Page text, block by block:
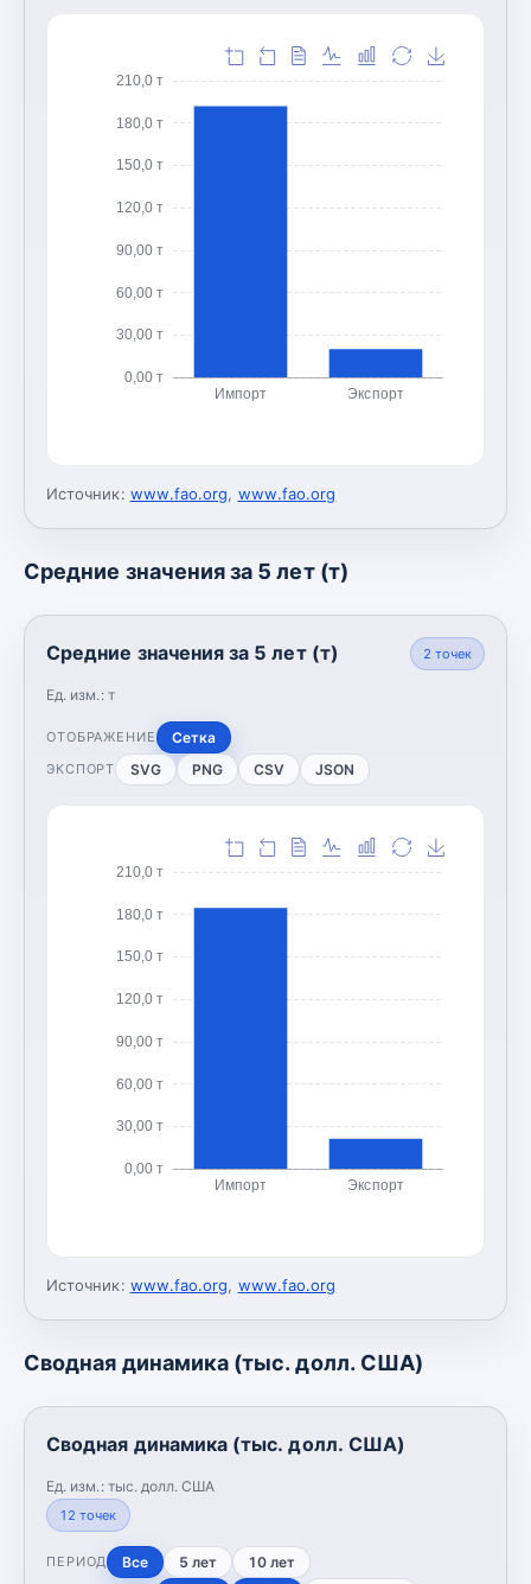
0,00 т
30,00 т
60,00 т
90,00 т
120,0 т
150,0 т
180,0 т
210,0 т
Импорт Экспорт
Источник: www.fao.org, www.fao.org
Средние значения за 5 лет (т)
Средние значения за 5 лет (т)
Ед. изм.: т
2 точек
ОТОБРАЖЕНИЕ Сетка
ЭКСПОРТ SVG PNG CSV JSON
0,00 т
30,00 т
60,00 т
90,00 т
120,0 т
150,0 т
180,0 т
210,0 т
Импорт Экспорт
Источник: www.fao.org, www.fao.org
Сводная динамика (тыс. долл. США)
Сводная динамика (тыс. долл. США)
Ед. изм.: тыс. долл. США
12 точек
ПЕРИОД Все 5 лет 10 лет